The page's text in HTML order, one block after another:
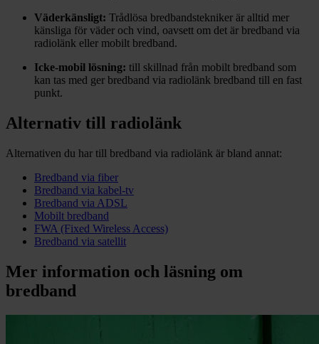
Väderkänsligt: Trådlösa bredbandstekniker är alltid mer
känsliga för väder och vind, oavsett om det är bredband via
radiolänk eller mobilt bredband.
Icke-mobil lösning: till skillnad från mobilt bredband som
kan tas med ger bredband via radiolänk bredband till en fast
punkt.
Alternativ till radiolänk
Alternativen du har till bredband via radiolänk är bland annat:
Bredband via fiber
Bredband via kabel-tv
Bredband via ADSL
Mobilt bredband
FWA (Fixed Wireless Access)
Bredband via satellit
Mer information och läsning om
bredband